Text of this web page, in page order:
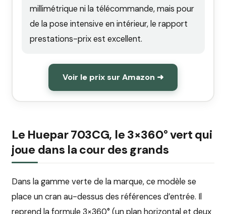
millimétrique ni la télécommande, mais pour
de la pose intensive en intérieur, le rapport
prestations-prix est excellent.
Voir le prix sur Amazon ➜
Le Huepar 703CG, le 3×360° vert qui
joue dans la cour des grands
Dans la gamme verte de la marque, ce modèle se
place un cran au-dessus des références d’entrée. Il
reprend la formule 3×360° (un plan horizontal et deux